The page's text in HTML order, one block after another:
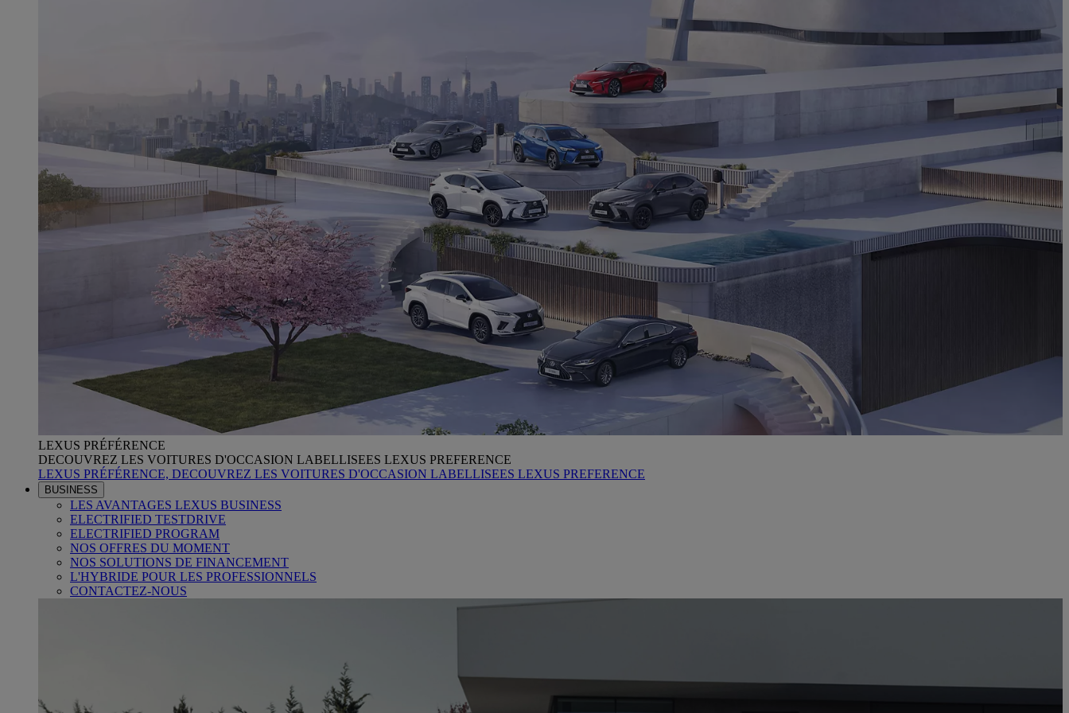
LEXUS PRÉFÉRENCE
DECOUVREZ LES VOITURES D'OCCASION LABELLISEES LEXUS PREFERENCE
LEXUS PRÉFÉRENCE, DECOUVREZ LES VOITURES D'OCCASION LABELLISEES LEXUS PREFERENCE
BUSINESS
LES AVANTAGES LEXUS BUSINESS
ELECTRIFIED TESTDRIVE
ELECTRIFIED PROGRAM
NOS OFFRES DU MOMENT
NOS SOLUTIONS DE FINANCEMENT
L'HYBRIDE POUR LES PROFESSIONNELS
CONTACTEZ-NOUS